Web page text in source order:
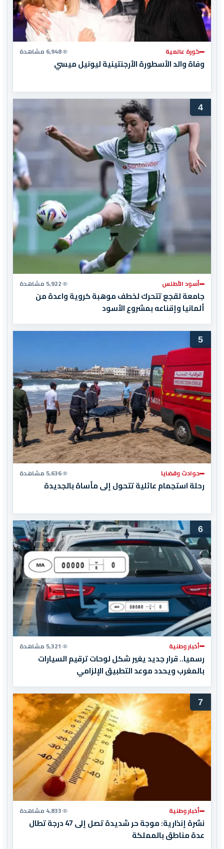
كورة عالمية 6,948 مشاهدة
وفاة والد الأسطورة الأرجنتينية ليونيل ميسي
4
أسود الأطلس 5,922 مشاهدة
جامعة لقجع تتحرك لخطف موهبة كروية واعدة من
ألمانيا وإقناعه بمشروع الأسود
5
حوادث وقضايا 5,636 مشاهدة
رحلة استجمام عائلية تتحول إلى مأساة بالجديدة
6
أخبار وطنية 5,321 مشاهدة
رسميا.. قرار جديد يغير شكل لوحات ترقيم السيارات
بالمغرب ويحدد موعد التطبيق الإلزامي
7
أخبار وطنية 4,833 مشاهدة
نشرة إنذارية: موجة حر شديدة تصل إلى 47 درجة تطال
عدة مناطق بالمملكة